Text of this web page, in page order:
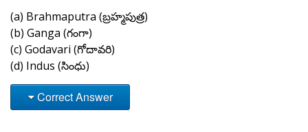
(a) Brahmaputra (బ్రహ్మపుత్ర)
(b) Ganga (గంగా)
(c) Godavari (గోదావరి)
(d) Indus (సింధు)
Correct Answer